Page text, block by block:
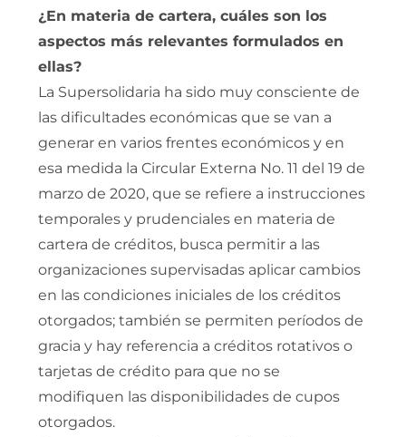
¿En materia de cartera, cuáles son los
aspectos más relevantes formulados en
ellas?
La Supersolidaria ha sido muy consciente de
las dificultades económicas que se van a
generar en varios frentes económicos y en
esa medida la Circular Externa No. 11 del 19 de
marzo de 2020, que se refiere a instrucciones
temporales y prudenciales en materia de
cartera de créditos, busca permitir a las
organizaciones supervisadas aplicar cambios
en las condiciones iniciales de los créditos
otorgados; también se permiten períodos de
gracia y hay referencia a créditos rotativos o
tarjetas de crédito para que no se
modifiquen las disponibilidades de cupos
otorgados.